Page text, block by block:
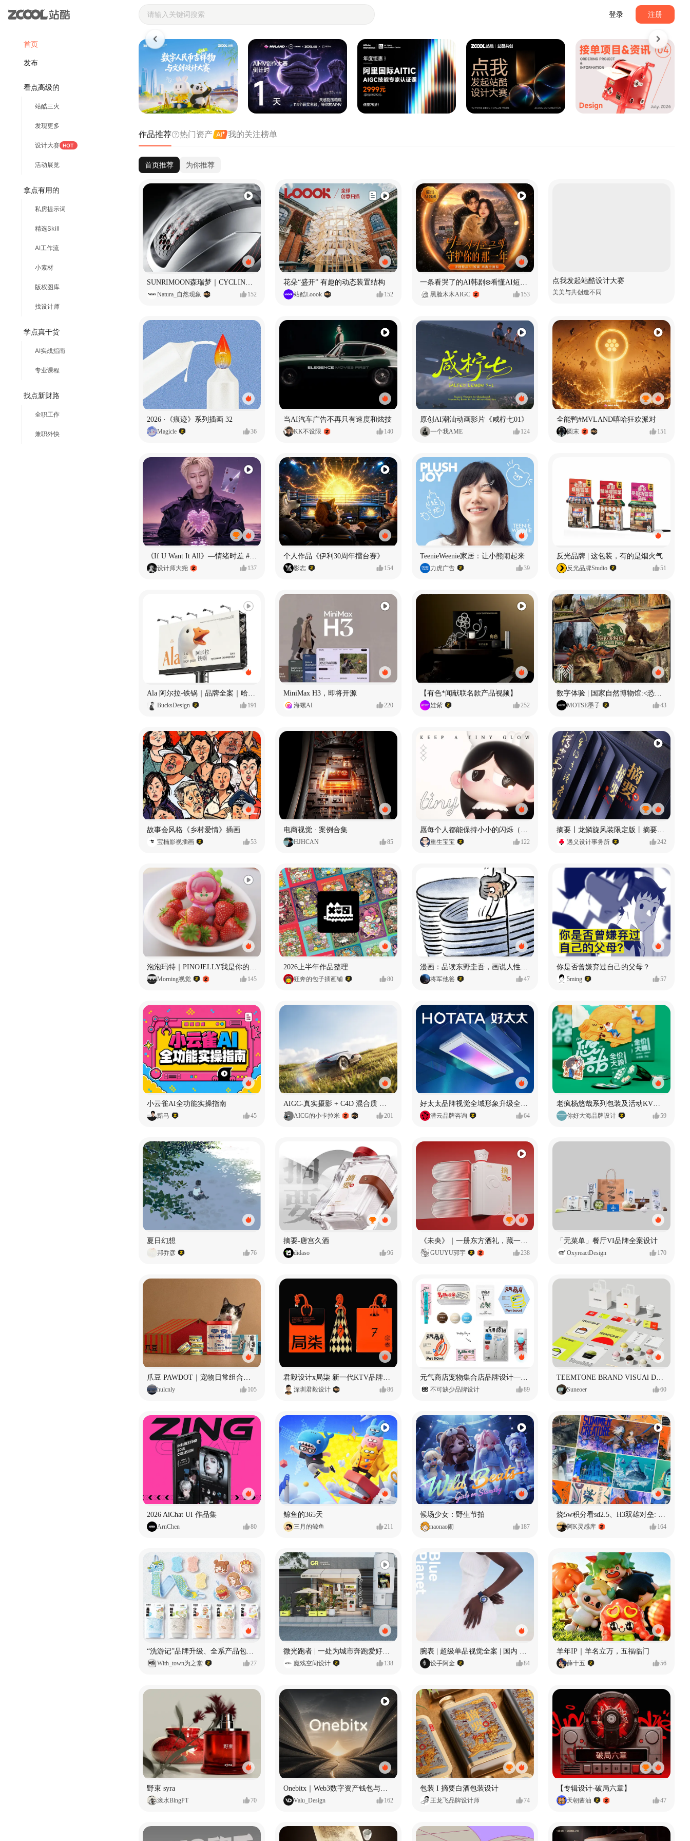
首页
发布
看点高级的
站酷三火
发现更多
设计大赛 HOT
活动展览
拿点有用的
私房提示词
精选Skill
AI工作流
小素材
版权图库
找设计师
学点真干货
AI实战指南
专业课程
找点新财路
全职工作
兼职外快
登录 注册
站酷ZCOOL - 设计师们都在站酷
作品推荐 热门资产 我的关注榜单
首页推荐 为你推荐
SUNRIMOON森瑞梦｜CYCLING HELMET CG｜气动骑行头盔
Natura_自然现象 152
花朵“盛开” 有趣的动态装置结构
站酷Loook 152
一条看哭了的AI韩剧❄️看懂AI短剧出海全流程
黑脸木木AIGC 153
点我发起站酷设计大赛
美美与共创造不同
2026 ·《痕迹》系列插画 32
Magicle 36
当AI汽车广告不再只有速度和炫技
KK不设限 140
原创AI潮汕动画影片《咸柠七01》
一个我AME 124
全能鸭#MVLAND嘻哈狂欢派对
圆末 151
《If U Want It All》—情绪时差 #MVLAND嘻哈狂欢派对
设计师大尧 137
个人作品《伊利30周年擂台赛》
影志 154
TeenieWeenie家居：让小熊闹起来
力虎广告 39
反光品牌 | 这包装，有的是烟火气
反光品牌Studio 51
BucksDesign 191
MiniMax H3，即将开源
海螺AI 220
【有色*闻献联名款产品视频】
娃紫 252 MOTSE墨子 43
故事会风格《乡村爱情》插画
宝楠影视插画 53
电商视觉 · 案例合集
HJHCAN 85
愿每个人都能保持小小的闪烁（IP可授权）
重生宝宝 122
摘要丨龙鳞旋风装限定版丨摘要的比赛里 看谁卷s谁！
遇义设计事务所 242
Morning视觉 145
2026上半年作品整理
狂奔的包子插画铺 80 将军他爸 47
你是否曾嫌弃过自己的父母？
5ming 57
小云雀AI全功能实操指南
黯马 45
AIGC-真实摄影 + C4D 混合质 能让 AI 产品图更好吗?
AICG的小卡拉米 201
好太太品牌视觉全域形象升级全案【潜云品牌】
潜云品牌咨询 64
老疯杨悠哉系列包装及活动KV设计
你好大海品牌设计 59
夏日幻想
邦乔彦 76
摘要-唐宫久酒
didaso 96 GUUYU郭宇 238
「无菜单」餐厅VI品牌全案设计
OxyreactDesign 170
爪豆 PAWDOT｜宠物日常组合礼盒包装设计
hulcnly 105
君毅设计x局柒 新一代KTV品牌全案设计
深圳君毅设计 86
元气商店宠物集合店品牌设计—元气摄入中
不可缺少品牌设计 89
TEEMTONE BRAND VISUAl DESIGN
Suneoer 60
2026 AiChat UI 作品集
ArnChen 80
鲸鱼的365天
三月的鲸鱼 211
候场少女：野生节拍
naonao闹 187 阿K灵感库 164
“洗游记”品牌升级、全系产品包装设计、店堆设计
With_town为之堂 27
微光跑者 | 一处为城市奔跑爱好者打造的复合空间
魔戏空间设计 138
腕表 | 超级单品视觉全案 | 国内 x 出海
设手阿金 84
羊年IP｜羊名立万，五福临门
薛十五 56
野束 syra
滚水BlngPT 70 Valu_Design 162
包装 I 摘要白酒包装设计
王龙飞品牌设计师 74
【专辑设计-破局六章】
天朝酱油 47